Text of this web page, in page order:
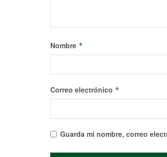
Nombre *
Correo electrónico *
Guarda mi nombre, correo